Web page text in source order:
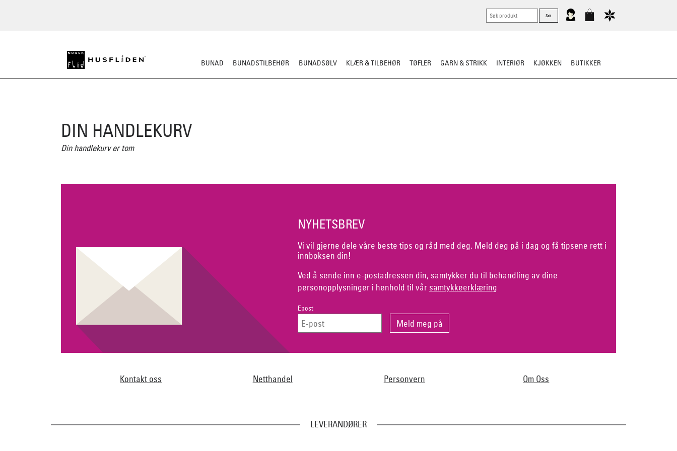
BUNAD BUNADSTILBEHØR BUNADSØLV KLÆR & TILBEHØR TØFLER GARN & STRIKK INTERIØR KJØKKEN BUTIKKER
DIN HANDLEKURV
Din handlekurv er tom
NYHETSBREV
Vi vil gjerne dele våre beste tips og råd med deg. Meld deg på i dag og få tipsene rett i
innboksen din!
Ved å sende inn e-postadressen din, samtykker du til behandling av dine
personopplysninger i henhold til vår samtykkeerklæring
Epost
Kontakt oss Netthandel Personvern Om Oss
LEVERANDØRER